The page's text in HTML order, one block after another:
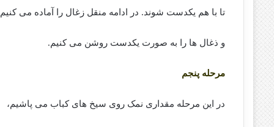
تا با هم یکدست شوند. در ادامه منقل زغال را آماده می
و ذغال ها را به صورت یکدست روشن می کنیم.
مرحله پنجم
در این مرحله مقداری نمک روی سیخ های کباب می پاشیم،